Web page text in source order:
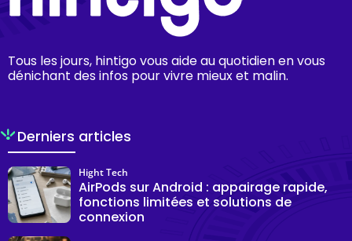
Tous les jours, hintigo vous aide au quotidien en vous
dénichant des infos pour vivre mieux et malin.
Derniers articles
AirPods sur Android : appairage rapide,
fonctions limitées et solutions de
connexion
Hight Tech